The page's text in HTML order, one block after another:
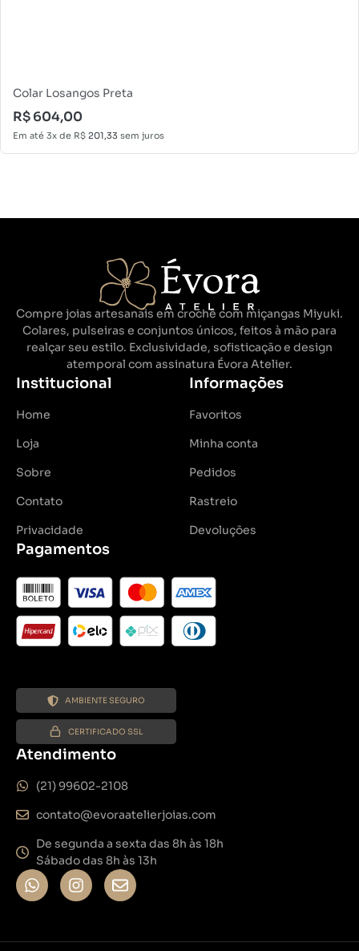
Colar Losangos Preta
R$604,00
Em até 3x de R$ 201,33 sem juros
Compre joias artesanais em crochê com miçangas Miyuki.
Colares, pulseiras e conjuntos únicos, feitos à mão para
realçar seu estilo. Exclusividade, sofisticação e design
atemporal com assinatura Évora Atelier.
Institucional
Home
Loja
Sobre
Contato
Privacidade
Informações
Favoritos
Minha conta
Pedidos
Rastreio
Devoluções
Pagamentos
AMBIENTE SEGURO
CERTIFICADO SSL
Atendimento
(21) 99602-2108
contato@evoraatelierjoias.com
De segunda a sexta das 8h às 18h
Sábado das 8h às 13h